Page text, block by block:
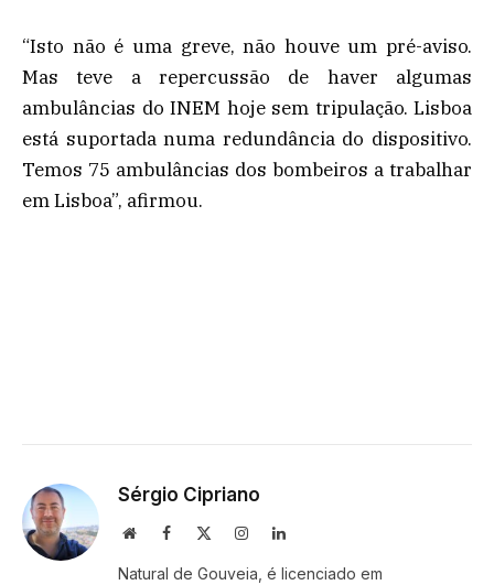
“Isto não é uma greve, não houve um pré-aviso.
Mas teve a repercussão de haver algumas
ambulâncias do INEM hoje sem tripulação. Lisboa
está suportada numa redundância do dispositivo.
Temos 75 ambulâncias dos bombeiros a trabalhar
em Lisboa”, afirmou.
Sérgio Cipriano
WebsiteFacebook InstagramLinkedIn
Natural de Gouveia, é licenciado em